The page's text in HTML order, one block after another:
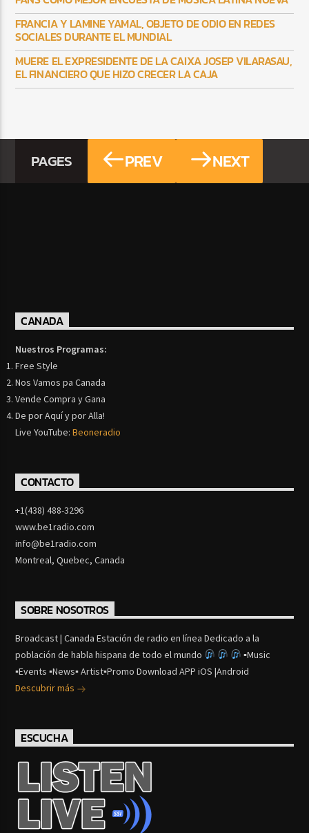
FRANCIA Y LAMINE YAMAL, OBJETO DE ODIO EN REDES
SOCIALES DURANTE EL MUNDIAL
MUERE EL EXPRESIDENTE DE LA CAIXA JOSEP VILARASAU,
EL FINANCIERO QUE HIZO CRECER LA CAJA
PAGES PREV NEXT
CANADA
Nuestros Programas:
Free Style
Nos Vamos pa Canada
Vende Compra y Gana
De por Aquí y por Alla!
Live YouTube:Beoneradio
CONTACTO
+1(438) 488-3296
www.be1radio.com
info@be1radio.com
Montreal, Quebec, Canada
SOBRE NOSOTROS
Broadcast | Canada Estación de radio en línea Dedicado a la
población de habla hispana de todo el mundo
▪Music
▪Events ▪News▪ Artist▪Promo Download APP iOS |Android
Descubrir más
ESCUCHA